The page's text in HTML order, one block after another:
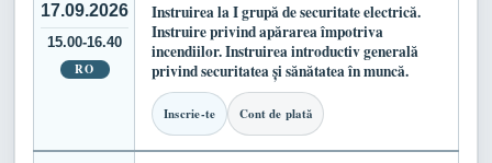
17.09.2026
15.00-16.40
RO
Instruirea la I grupă de securitate electrică.
Instruire privind apărarea împotriva
incendiilor. Instruirea introductiv generală
privind securitatea și sănătatea în muncă.
Inscrie-te Cont de plată